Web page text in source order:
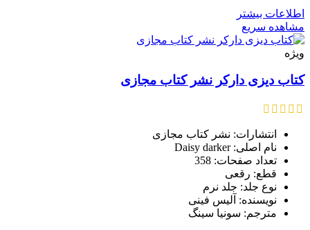
اطلاعات بیشتر
مشاهده سریع
ویژه
کتاب دیزی دارکر نشر کتاب مجازی
انتشارات: نشر کتاب مجازی
نام اصلی: Daisy darker
تعداد صفحات: 358
قطع: رقعی
نوع جلد: جلد نرم
نویسنده: آلیس فینی
مترجم: سونیا سینگ